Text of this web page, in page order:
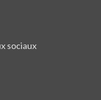
sociaux